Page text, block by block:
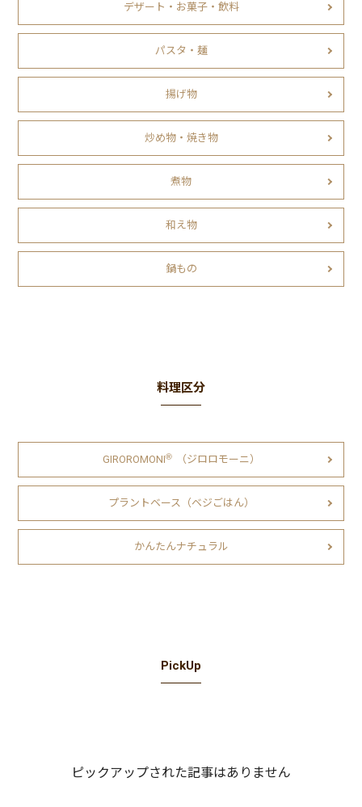
デザート・お菓子・飲料
パスタ・麺
揚げ物
炒め物・焼き物
煮物
和え物
鍋もの
料理区分
GIROROMONIⓇ （ジロロモーニ）
プラントベース（ベジごはん）
かんたんナチュラル
PickUp
ピックアップされた記事はありません